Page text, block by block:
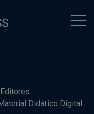
Didático Digital